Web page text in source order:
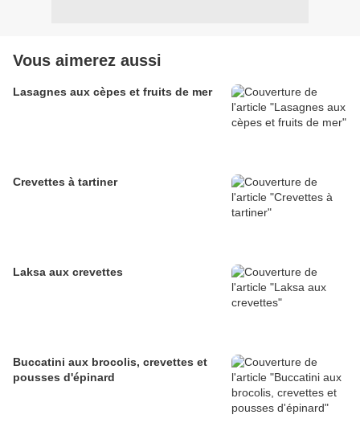
Vous aimerez aussi
Lasagnes aux cèpes et fruits de mer
Crevettes à tartiner
Laksa aux crevettes
Buccatini aux brocolis, crevettes et
pousses d'épinard